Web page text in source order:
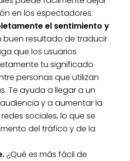
en los espectadores.
el sentimiento y
buen resultado de traducir
que los usuarios
tu significado
personas que utilizan
Te ayuda a llegar a un
y a aumentar la
sociales, lo que se
del tráfico y de la
¿Qué es más fácil de